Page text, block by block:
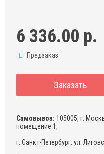
6 336.00 р.
Предзаказ
Заказать
Самовывоз: 105005, г.
помещение 1,
г. Санкт-Петербург, ул.